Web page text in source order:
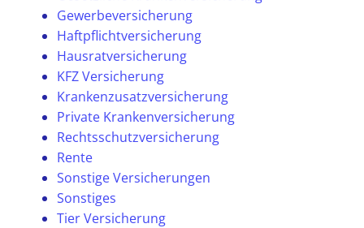
Gewerbeversicherung
Haftpflichtversicherung
Hausratversicherung
KFZ Versicherung
Krankenzusatzversicherung
Private Krankenversicherung
Rechtsschutzversicherung
Rente
Sonstige Versicherungen
Sonstiges
Tier Versicherung